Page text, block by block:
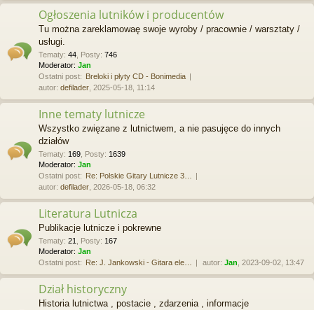
Ogłoszenia lutników i producentów
Tu można zareklamowaę swoje wyroby / pracownie / warsztaty /
usługi.
Tematy: 44 Posty: 746
Moderator: Jan
Ostatni post: Breloki i płyty CD - Bonimedia
autor: defilader , 2025-05-18, 11:14
Inne tematy lutnicze
Wszystko zwięzane z lutnictwem, a nie pasujęce do innych
działów
Tematy: 169 Posty: 1639
Moderator: Jan
Ostatni post: Re: Polskie Gitary Lutnicze 3…
autor: defilader , 2026-05-18, 06:32
Literatura Lutnicza
Publikacje lutnicze i pokrewne
Tematy: 21 Posty: 167
Moderator: Jan
Ostatni post: Re: J. Jankowski - Gitara ele… autor: Jan , 2023-09-02, 13:47
Dział historyczny
Historia lutnictwa , postacie , zdarzenia , informacje